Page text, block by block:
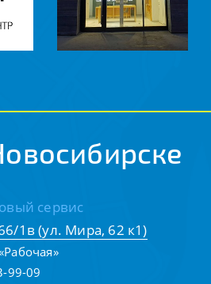
сервис
1в (ул. Мира, 62 к1)
99-09